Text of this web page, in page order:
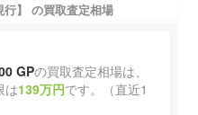
】 の買取査定相場
GPの買取査定相場は、
は139万円です。（直近1